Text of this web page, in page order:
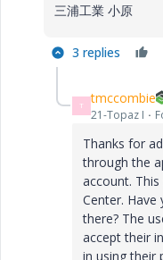
三浦工業 小原
3 replies
T tmccombie
21-Topaz I
Thanks for
through the
account.
Center.
there? The
accept their
in using their